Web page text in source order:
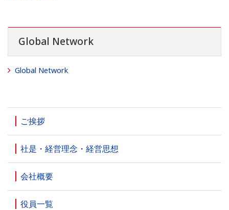
Global Network
Global Network
ご挨拶
社是・経営理念・経営思想
会社概要
役員一覧